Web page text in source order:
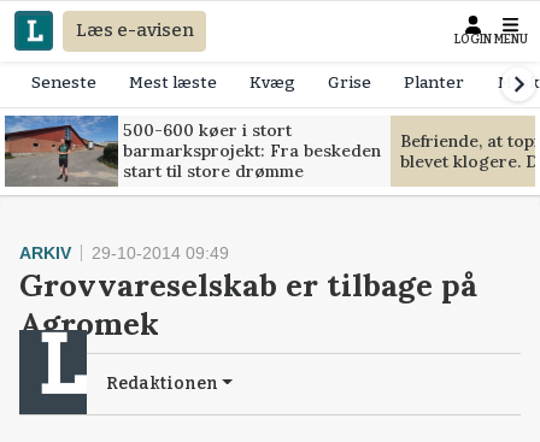
Læs e-avisen LOGIN MENU
Seneste Mest læste Kvæg Grise Planter
500-600 køer i stort
barmarksprojekt: Fra beskeden
start til store drømme
Befriende, at
blevet klogere.
ARKIV 29-10-2014 09:49
Grovvareselskab er tilbage på
Agromek
Redaktionen